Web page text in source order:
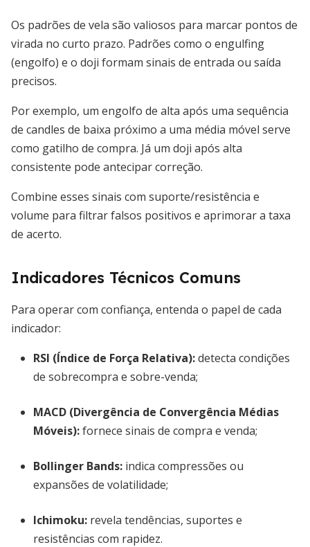
Os padrões de vela são valiosos para marcar pontos de
virada no curto prazo. Padrões como o engulfing
(engolfo) e o doji formam sinais de entrada ou saída
precisos.
Por exemplo, um engolfo de alta após uma sequência
de candles de baixa próximo a uma média móvel serve
como gatilho de compra. Já um doji após alta
consistente pode antecipar correção.
Combine esses sinais com suporte/resistência e
volume para filtrar falsos positivos e aprimorar a taxa
de acerto.
Indicadores Técnicos Comuns
Para operar com confiança, entenda o papel de cada
indicador:
RSI (Índice de Força Relativa):detecta condições
de sobrecompra e sobre-venda;
MACD (Divergência de Convergência Médias
Móveis):fornece sinais de compra e venda;
Bollinger Bands: indica compressões ou
expansões de volatilidade;
Ichimoku: revela tendências, suportes e
resistências com rapidez.